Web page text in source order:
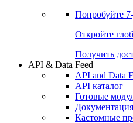
Попробуйте
Откройте
Получить
API & Data Feed
API and Data
API каталог
Готовые
Документация
Кастомные